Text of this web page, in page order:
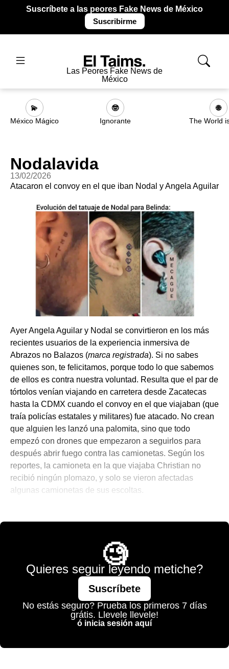
Suscríbete a las peores Fake News de México
Suscribirme
Las Peores Fake News de
México
💫
México Mágico
🤓
Ignorante
🌐
The World
Nodalavida
13/02/2026
Atacaron el convoy en el que iban Nodal y Angela Aguilar
Ayer Angela Aguilar y Nodal se convirtieron en los más
recientes usuarios de la experiencia inmersiva de
Abrazos no Balazos (marca registrada). Si no sabes
quienes son, te felicitamos, porque todo lo que sabemos
de ellos es contra nuestra voluntad. Resulta que el par de
tórtolos venían viajando en carretera desde Zacatecas
hasta la CDMX cuando el convoy en el que viajaban (que
traía policías estatales y militares) fue atacado. No crean
que alguien les lanzó una palomita, sino que todo
empezó con drones que empezaron a seguirlos para
después abrir fuego contra las camionetas. Según los
reportes, la camioneta en la que viajaba Christian no
recibió ningún plomazo, y solo se vieron afectadas
algunas camionetas de sus escoltas.
🧐
Quieres seguir leyendo metiche?
Suscríbete
No estás seguro? Prueba los primeros 7 días
grátis. Llevele llevele!
ó inicia sesión aquí